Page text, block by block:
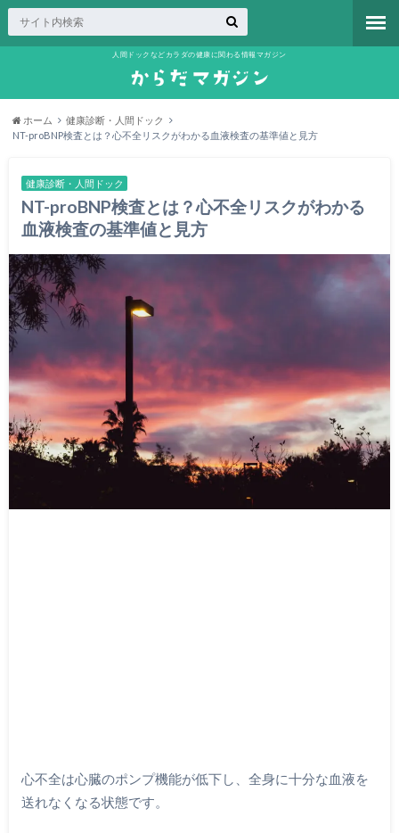
人間ドックなどカラダの健康に関わる情報マガジン
ホーム
健康診断・人間ドック
NT-proBNP検査とは？心不全リスクがわかる血液検査の基準値と見方
健康診断・人間ドック
NT-proBNP検査とは？心不全リスクがわかる
血液検査の基準値と見方
心不全は心臓のポンプ機能が低下し、全身に十分な血液を
送れなくなる状態です。